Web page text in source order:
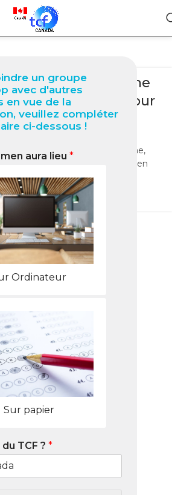
un groupe
avec d'autres
en vue de la
veuillez compléter
ci-dessous !
aura lieu *
Ordinateur
Sur papier
TCF ? *
à Skopje (Macédoine
complet 2025 pour
votre test
0
: centres, préparation en ligne,
pour réussir votre examen en
2025.
LIRE LA SUITE